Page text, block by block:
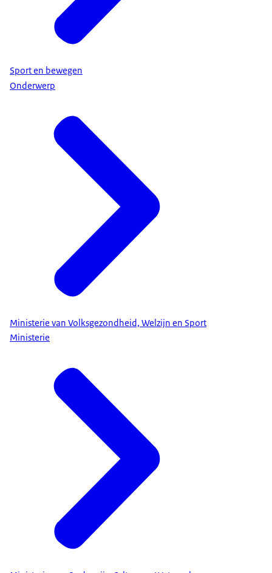
Sport en bewegen
Onderwerp
Ministerie van Volksgezondheid, Welzijn en Sport
Ministerie